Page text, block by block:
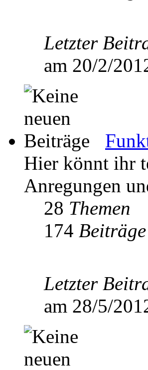
Letzter
am 20/2/
Hier könnt ihr
Anregungen
28 Themen
174 Beiträge
Letzter
am 28/5/